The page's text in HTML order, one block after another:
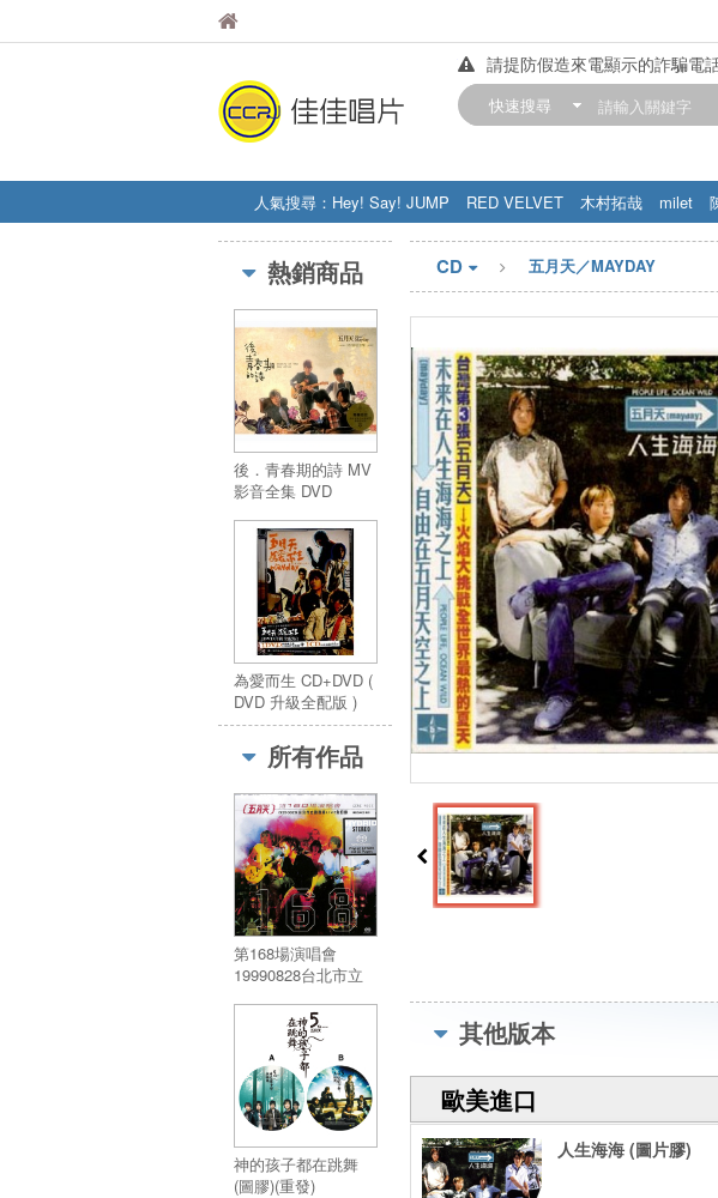
佳佳唱片
請提防假造來電顯示的詐騙電
【中華門市營業時間調整公告】
快速搜尋
人氣搜尋： Hey! Say! JUMP RED VELVET 木村拓哉 milet
STRAY KIDS
盧廣仲 周杰伦
熱銷商品
後．青春期的詩 MV
影音全集 DVD
為愛而生 CD+DVD (
DVD 升級全配版 )
所有作品
第168場演唱會
19990828台北市立
神的孩子都在跳舞
(圖膠)(重發)
CD 五月天／MAYDAY
其他版本
歐美進口
人生海海 (圖片膠)